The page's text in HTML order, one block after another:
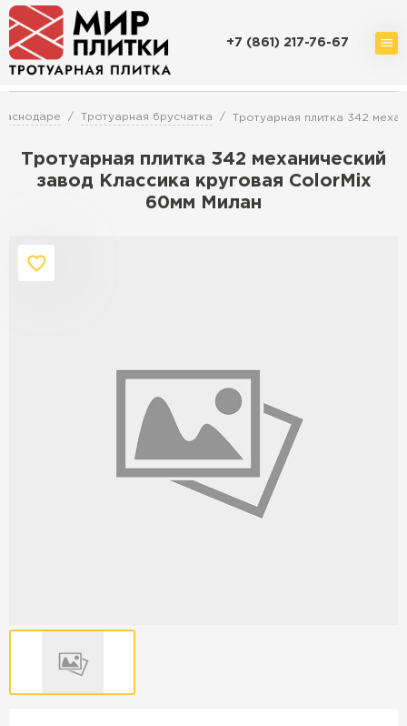
+7 (861) 217-76-67
Тротуарная брусчатка Тротуарная плитка 342
Тротуарная плитка 342 механический
завод Классика круговая ColorMix
60мм Милан
Продажа бордюров в
Краснодаре